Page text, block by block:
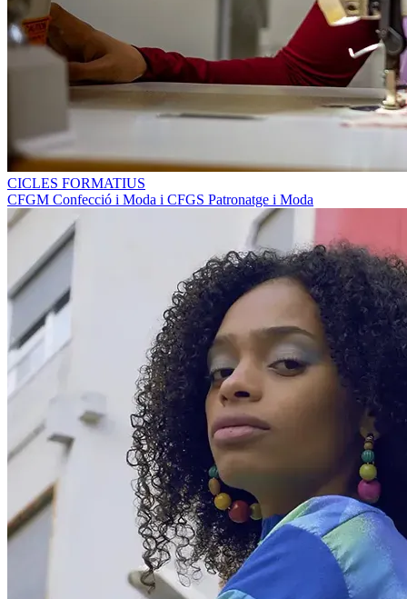
CICLES FORMATIUS
CFGM Confecció i Moda i CFGS Patronatge i Moda